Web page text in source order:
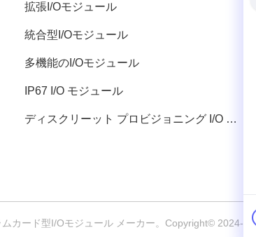
拡張I/Oモジュール
統合型I/Oモジュール
多機能のI/Oモジュール
IP67 I/O モジュール
ディスクリーット プロビジョニング I/O モ
カード型I/Oモジュール メーカー。Copyright© 2024-